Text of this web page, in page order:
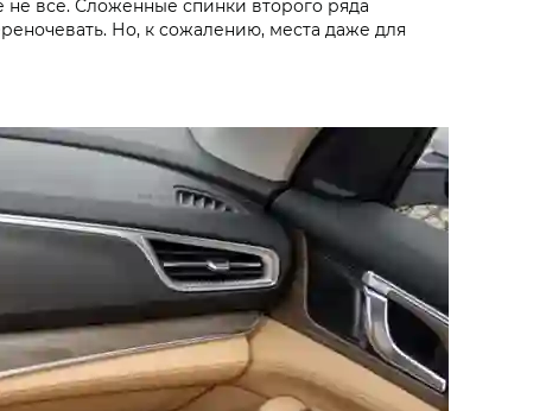
все. Сложенные спинки второго ряда
Но, к сожалению, места даже для